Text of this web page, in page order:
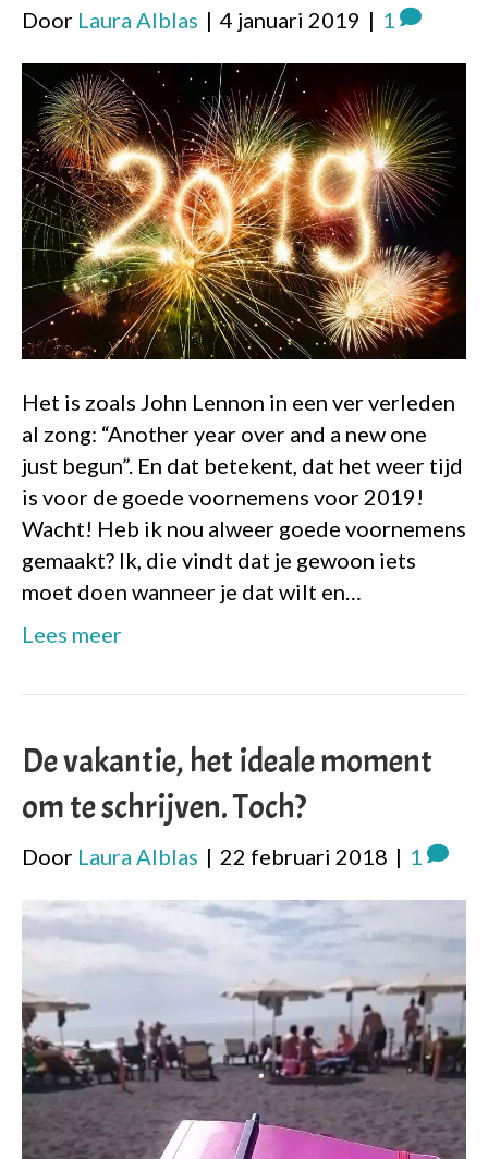
Door Laura Alblas | 4 januari 2019 | 1
Het is zoals John Lennon in een ver verleden
al zong: “Another year over and a new one
just begun”. En dat betekent, dat het weer tijd
is voor de goede voornemens voor 2019!
Wacht! Heb ik nou alweer goede voornemens
gemaakt? Ik, die vindt dat je gewoon iets
moet doen wanneer je dat wilt en…
Lees meer
De vakantie, het ideale moment
om te schrijven. Toch?
Door Laura Alblas | 22 februari 2018 | 1